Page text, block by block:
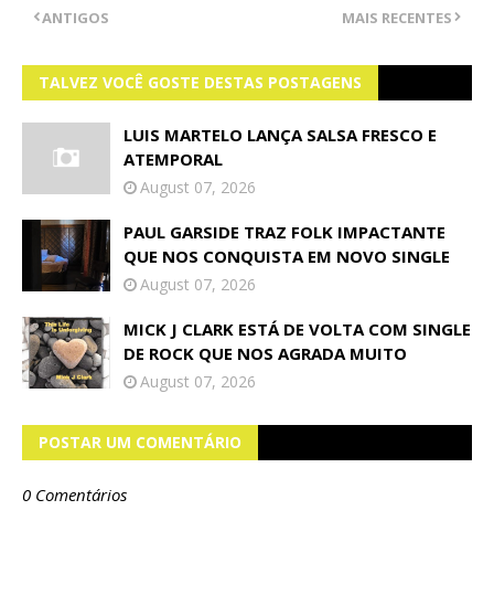
MAIS RECENTES
ANTIGOS
TALVEZ VOCÊ GOSTE DESTAS POSTAGENS
LUIS MARTELO LANÇA SALSA FRESCO E
ATEMPORAL
August 07, 2026
PAUL GARSIDE TRAZ FOLK IMPACTANTE
QUE NOS CONQUISTA EM NOVO SINGLE
August 07, 2026
MICK J CLARK ESTÁ DE VOLTA COM SINGLE
DE ROCK QUE NOS AGRADA MUITO
August 07, 2026
POSTAR UM COMENTÁRIO
0 Comentários